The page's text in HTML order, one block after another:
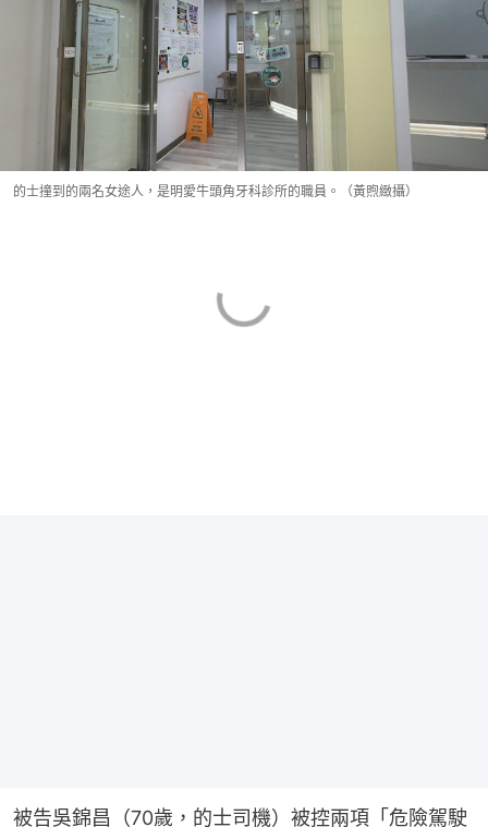
的士撞到的兩名女途人，是明愛牛頭角牙科診所的職員。（黃煦緻攝）
被告吳錦昌（70歲，的士司機）被控兩項「危險駕駛